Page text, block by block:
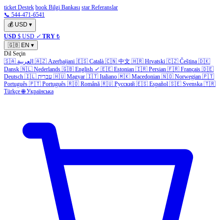
ticket Destek book Bilgi Bankası star Referanslar
📞 544-471-6541
💰 USD ▾
USD $ USD ✓ TRY ₺
🇬🇧 EN ▾
Dil Seçin
🇸🇦 العربية 🇦🇿 Azerbaijani 🇪🇸 Català 🇨🇳 中文 🇭🇷 Hrvatski 🇨🇿 Čeština 🇩🇰
Dansk 🇳🇱 Nederlands 🇬🇧 English ✓ 🇪🇪 Estonian 🇮🇷 Persian 🇫🇷 Français 🇩🇪
Deutsch 🇮🇱 עברית 🇭🇺 Magyar 🇮🇹 Italiano 🇲🇰 Macedonian 🇳🇴 Norwegian 🇵🇹
Português 🇵🇹 Português 🇷🇴 Română 🇷🇺 Русский 🇪🇸 Español 🇸🇪 Svenska 🇹🇷
Türkçe 🌐 Українська